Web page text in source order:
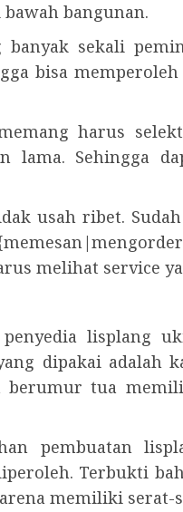
bangunan.
sekali
bisa
harus
lama. Sehingga
usah ribet.
melihat service
lisplang
dipakai adalah
tua
pembuatan
Terbukti
memiliki serat-